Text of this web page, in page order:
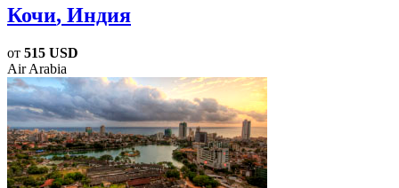
Кочи, Индия
от 515 USD
Air Arabia